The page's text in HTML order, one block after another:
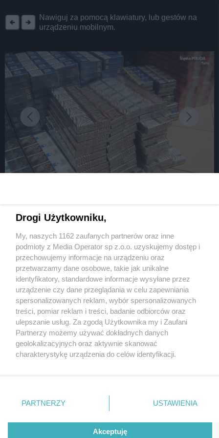
Nawiguj za pomocą klawiatury, lub gestów na
urządzeniu mobilnym.
mieszkaniu 70-letniego mieszkańca Tychów
Tychy 34 tysiace sztuk
nielegalnych papierosow 1
Tyscy policjanci zatrzymali 70-letniego mieszkańca
miasta, u którego znaleźli prawie 34 tysiące sztuk
nielegalnych papierosów. Dzięki działaniom
Wydawca mediów lokalnych
Nie zapomnij
zapoznać się z:
polityką prywatności regulamin korzystania z portali
Twojemiasto
Piekary Śląskie
Chorzów
Tarnowskie Góry
Gliwice
Skontakuj sięz nami
Kontakt
Wydawca
Redakcja
Drogi Użytkowniku,
My, naszych 1162 zaufanych partnerów oraz inne
podmioty z Media Operator sp z.o.o. uzyskujemy dostęp i
przechowujemy informacje na urządzeniu oraz
przetwarzamy dane osobowe, takie jak unikalne
identyfikatory, standardowe informacje wysyłane przez
urządzenie czy dane przeglądania w celu zapewniania
spersonalizowanych reklam, wybór spersonalizowanych
treści, pomiar reklam i treści, badanie odbiorców oraz
ulepszanie usług. Za zgodą Użytkownika my i Zaufani
Partnerzy możemy używać dokładnych danych
geolokalizacyjnych oraz aktywnie skanować
charakterystykę urządzenia do celów identyfikacji.
zmienić/wycofać klikając przycisk ustawień prywatności
znajdujący się w lewym dolnym rogu strony
rodzaje przetwarzania danych nie wymagają zgody
użytkownika, ale masz prawo sprzeciwić się takiemu
PARTNERZY USTAWIENIA
Akceptuję